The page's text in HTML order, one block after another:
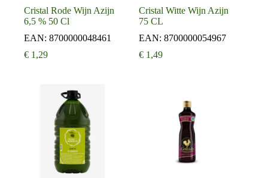
Cristal Rode Wijn Azijn
6,5 % 50 Cl
EAN: 8700000048461
€ 1,29
Cristal Witte Wijn Azijn
75 CL
EAN:8700000054967
€ 1,49